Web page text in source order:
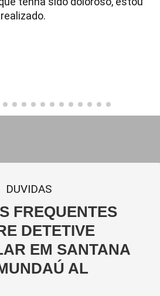
DUVIDAS
FREQUENTES
DETETIVE
EM SANTANA
AL